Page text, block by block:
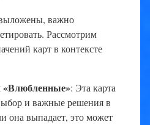
важно
Рассмотрим
карт в контексте
: Эта карта
и важные решения в
она выпадает, это может